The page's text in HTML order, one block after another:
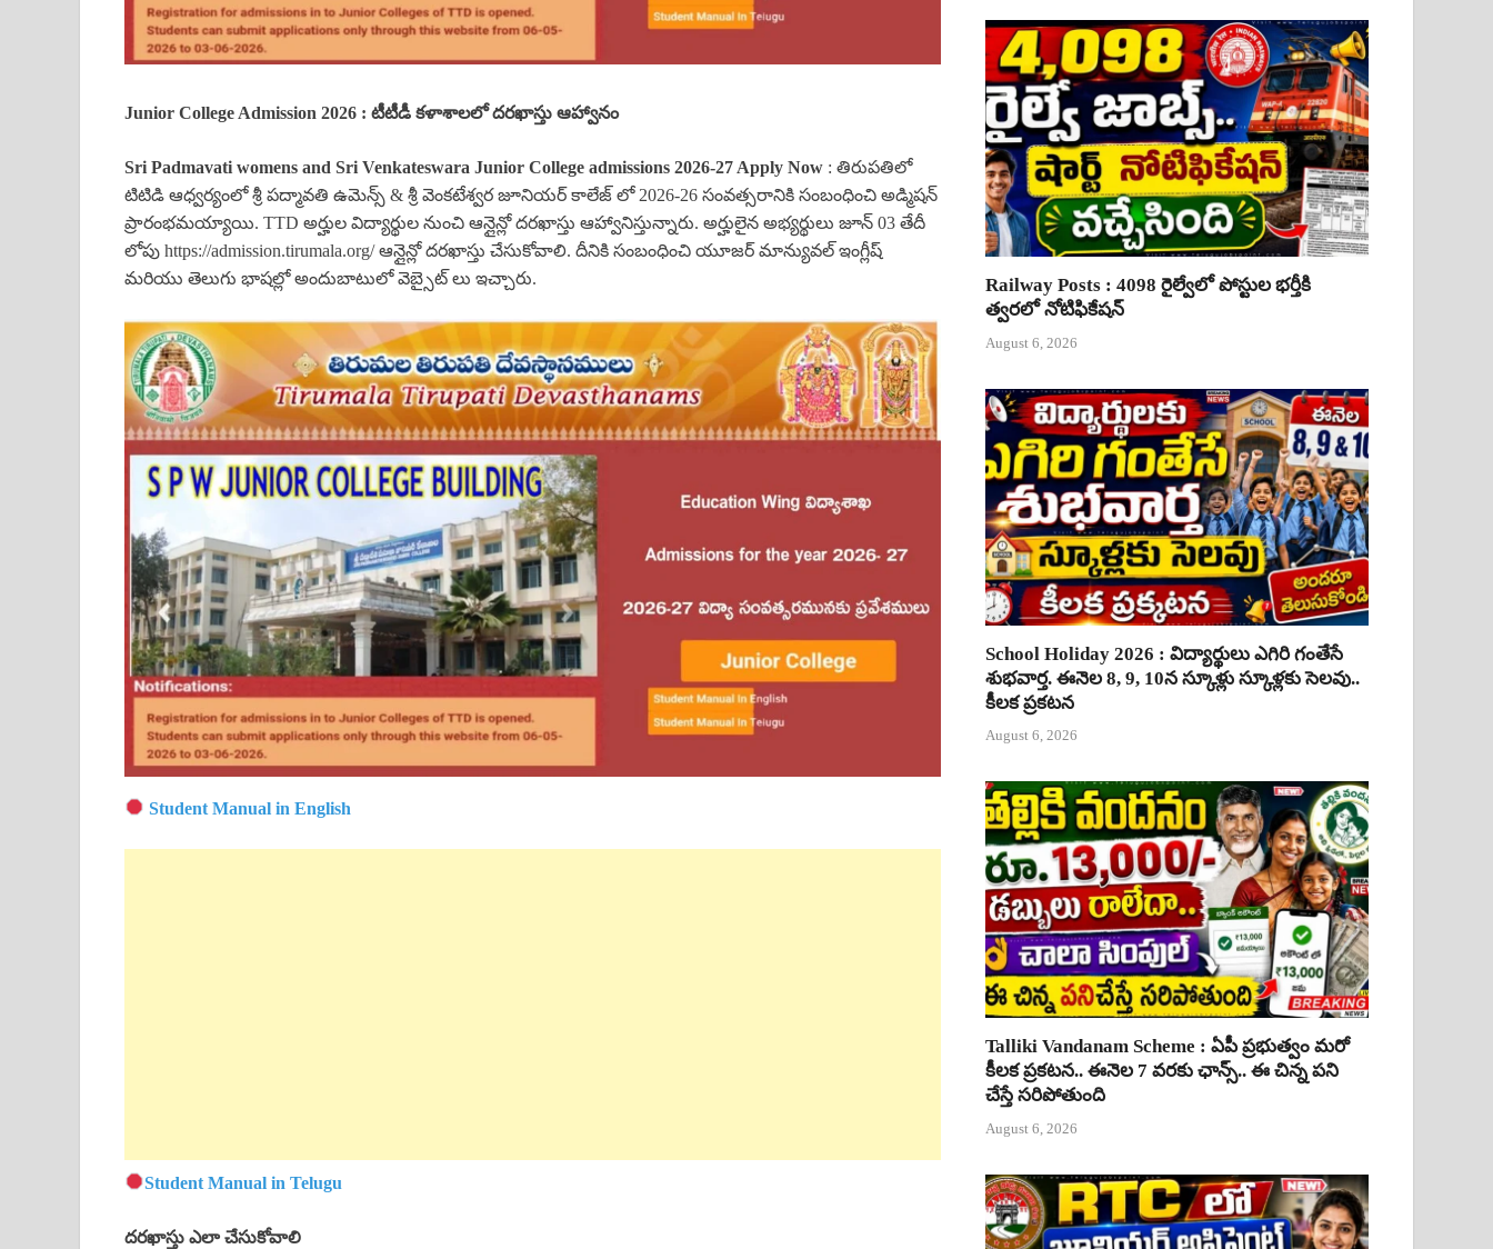
Junior College Admission 2026 : టీటీడీ కళాశాలలో దరఖాస్తు ఆహ్వానం
Sri Padmavati womens and Sri Venkateswara Junior College admissions 2026-27 Apply Now : తిరుపతిలో
టిటిడి ఆధ్వర్యంలో శ్రీ పద్మావతి ఉమెన్స్ & శ్రీ వెంకటేశ్వర జూనియర్ కాలేజ్ లో 2026-26 సంవత్సరానికి సంబంధించి అడ్మిషన్
ప్రారంభమయ్యాయి. TTD అర్హుల విద్యార్థుల నుంచి ఆన్లైన్లో దరఖాస్తు ఆహ్వానిస్తున్నారు. అర్హులైన అభ్యర్థులు జూన్ 03 తేదీ
లోపు https://admission.tirumala.org/ ఆన్లైన్లో దరఖాస్తు చేసుకోవాలి. దీనికి సంబంధించి యూజర్ మాన్యువల్ ఇంగ్లీష్
మరియు తెలుగు భాషల్లో అందుబాటులో వెబ్సైట్ లు ఇచ్చారు.
Student Manual in English
Student Manual in Telugu
దరఖాస్తు ఎలా చేసుకోవాలి
Railway Posts : 4098 రైల్వేలో పోస్టుల భర్తీకి
త్వరలో నోటిఫికేషన్
August 6, 2026
School Holiday 2026 : విద్యార్థులు ఎగిరి గంతేసే
శుభవార్త. ఈనెల 8, 9, 10న స్కూళ్లు స్కూళ్లకు సెలవు..
కీలక ప్రకటన
August 6, 2026
Talliki Vandanam Scheme : ఏపీ ప్రభుత్వం మరో
కీలక ప్రకటన.. ఈనెల 7 వరకు ఛాన్స్.. ఈ చిన్న పని
చేస్తే సరిపోతుంది
August 6, 2026